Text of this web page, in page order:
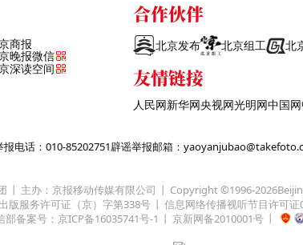
商报
晚报微信
深读空间
合作伙伴
北京发布 北京组工 北
友情链接
人民网新华网央视网光明网中国网
电话：010-85202751辟谣举报邮箱：
主办：京报移动传媒有限公司 Copyright ©1996-2026
版服务许可证（京）字第338号
信息网络传播视听节目许可证
部备案号：京ICP备16035741号-1
京新网备2010001号